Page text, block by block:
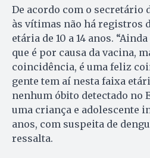
De acordo com o secretário
às vítimas não há registros
etária de 10 a 14 anos.
que é por causa da vacina,
coincidência, é uma feliz
gente tem aí nesta faixa
nenhum óbito detectado no
uma criança e adolescente
anos, com suspeita de
ressalta.